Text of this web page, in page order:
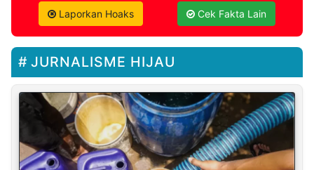
Laporkan Hoaks Cek Fakta Lain
JURNALISME HIJAU